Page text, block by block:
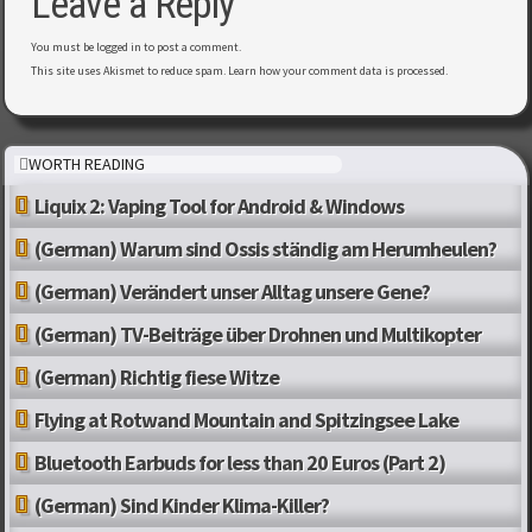
You must be logged in to post a comment.
This site uses Akismet to reduce spam. Learn how your comment data is processed.
WORTH READING
Liquix 2: Vaping Tool for Android & Windows
(German) Warum sind Ossis ständig am Herumheulen?
(German) Verändert unser Alltag unsere Gene?
(German) TV-Beiträge über Drohnen und Multikopter
(German) Richtig fiese Witze
Flying at Rotwand Mountain and Spitzingsee Lake
Bluetooth Earbuds for less than 20 Euros (Part 2)
(German) Sind Kinder Klima-Killer?